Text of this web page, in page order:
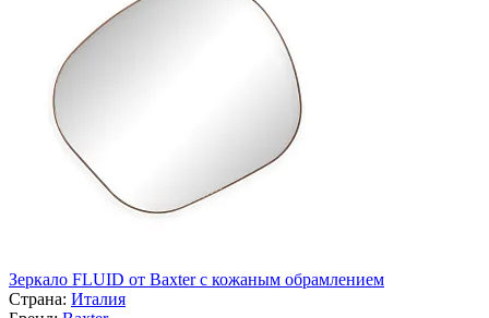
Зеркало FLUID от Baxter с кожаным обрамлением
Страна: Италия